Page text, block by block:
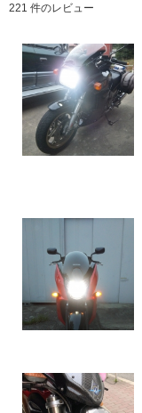
221 件のレビュー